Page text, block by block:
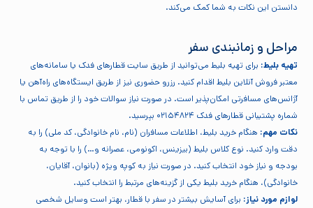
دانستن این نکات به شما کمک می‌کند.
مراحل و زمانبندی سفر
تهیه بلیط: برای تهیه بلیط می‌توانید از طریق سایت قطارهای فدک یا سامانه‌های
معتبر فروش آنلاین بلیط اقدام کنید. رزرو حضوری نیز از طریق ایستگاه‌های راه‌آهن یا
آژانس‌های مسافرتی امکان‌پذیر است. در صورت نیاز سوالات خود را از طریق تماس با
شماره پشتیبانی قطارهای فدک ۰۲۱۵۴۸۲۴ بپرسید.
نکات مهم: هنگام خرید بلیط، اطلاعات مسافران (نام، نام خانوادگی، کد ملی) را به
دقت وارد کنید. نوع کلاس بلیط (بیزینس، اکونومی، عصرانه و…) را با توجه به
بودجه و نیاز خود انتخاب کنید. در صورت نیاز به کوپه ویژه (بانوان، آقایان،
خانوادگی)، هنگام خرید بلیط یکی از گزینه‌های مرتبط را انتخاب کنید.
لوازم مورد نیاز: برای آسایش بیشتر در سفر با قطار، بهتر است وسایل شخصی